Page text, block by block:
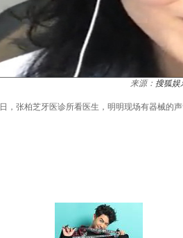
来源： 搜狐娱
，张柏芝牙医诊所看医生，明明现场有器械的